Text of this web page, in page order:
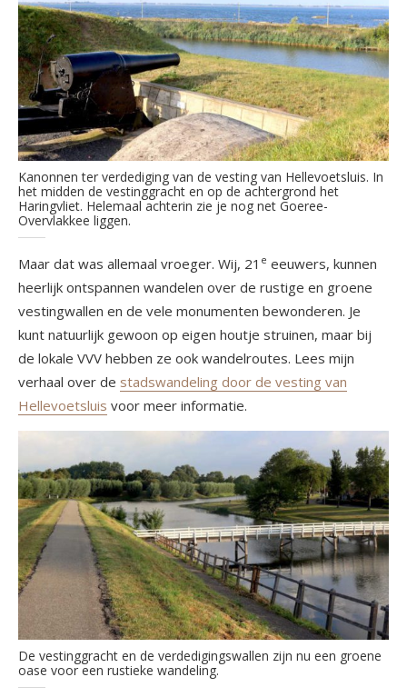
Kanonnen ter verdediging van de vesting van Hellevoetsluis. In
het midden de vestinggracht en op de achtergrond het
Haringvliet. Helemaal achterin zie je nog net Goeree-
Overvlakkee liggen.
Maar dat was allemaal vroeger. Wij, 21 e eeuwers, kunnen
heerlijk ontspannen wandelen over de rustige en groene
vestingwallen en de vele monumenten bewonderen. Je
kunt natuurlijk gewoon op eigen houtje struinen, maar bij
de lokale VVV hebben ze ook wandelroutes. Lees mijn
verhaal over de stadswandeling door de vesting van
Hellevoetsluis voor meer informatie.
De vestinggracht en de verdedigingswallen zijn nu een groene
oase voor een rustieke wandeling.